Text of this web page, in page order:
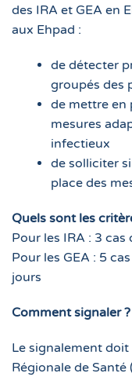
des IRA et GEA en
aux Ehpad :
de détecter
groupés des
de mettre en
mesures
infectieux
de solliciter
place des
Quels sont les
Pour les IRA : 3 cas
Pour les GEA : 5
jours
Comment signaler ?
Le signalement doit
Régionale de Santé